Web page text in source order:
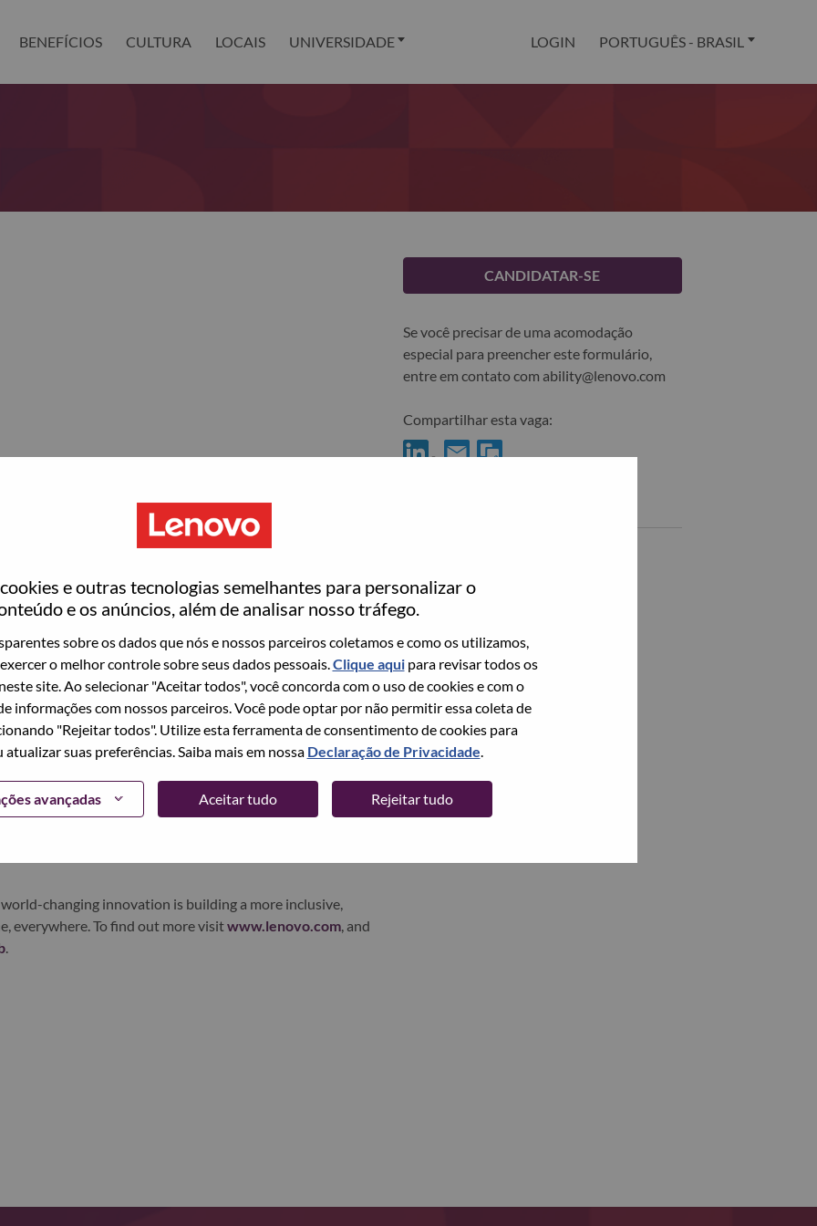
e outras tecnologias semelhantes para personalizar o
e os anúncios, além de analisar nosso tráfego.
sobre os dados que nós e nossos parceiros coletamos e como os utilizamos,
o melhor controle sobre seus dados pessoais.Clique aquipara revisar todos os
site. Ao selecionar "Aceitar todos", você concorda com o uso de cookies e com o
informações com nossos parceiros. Você pode optar por não permitir essa coleta de
"Rejeitar todos". Utilize esta ferramenta de consentimento de cookies para
atualizar suas preferências. Saiba mais em nossa Declaração de Privacidade.
avançadas Aceitar tudo Rejeitar tudo
BENEFÍCIOS CULTURA LOCAIS UNIVERSIDADE LOGIN PORTUGUÊS - BRASIL
what we do. We WOW our customers.
powerhouse, ranked #153 in the Fortune Global
in 180 markets. Focused on a bold vision to deliver
its success as the world’s largest PC company with a full-
optimized devices (PCs, workstations, smartphones,
performance computing and software defined
Lenovo’s continued investment in world-changing
and smarter future for everyone, everywhere.
under Lenovo Group Limited (HKSE: 992) (ADR:
changing innovation is building a more inclusive,
everywhere. To find out more visitwww.lenovo.com, and
.
CANDIDATAR-SE
Se você precisar de uma acomodação
especial para preencher este formulário,
entre em contato com ability@lenovo.com
Compartilhar esta vaga: